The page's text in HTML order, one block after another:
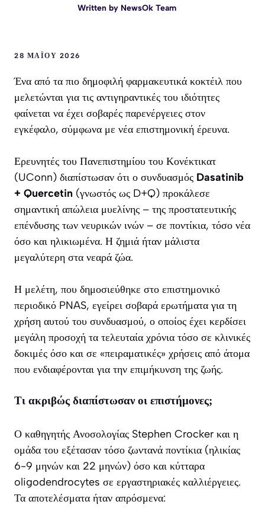
Written by NewsOk Team
28 ΜΑΪ́ΟΥ 2026
Ένα από τα πιο δημοφιλή φαρμακευτικά κοκτέιλ που
μελετώνται για τις αντιγηραντικές του ιδιότητες
φαίνεται να έχει σοβαρές παρενέργειες στον
εγκέφαλο, σύμφωνα με νέα επιστημονική έρευνα.
Ερευνητές του Πανεπιστημίου του Κονέκτικατ
(UConn) διαπίστωσαν ότι ο συνδυασμός Dasatinib
+ Quercetin (γνωστός ως D+Q) προκάλεσε
σημαντική απώλεια μυελίνης – της προστατευτικής
επένδυσης των νευρικών ινών – σε ποντίκια, τόσο νέα
όσο και ηλικιωμένα. Η ζημιά ήταν μάλιστα
μεγαλύτερη στα νεαρά ζώα.
Η μελέτη, που δημοσιεύθηκε στο επιστημονικό
περιοδικό PNAS, εγείρει σοβαρά ερωτήματα για τη
χρήση αυτού του συνδυασμού, ο οποίος έχει κερδίσει
μεγάλη προσοχή τα τελευταία χρόνια τόσο σε κλινικές
δοκιμές όσο και σε «πειραματικές» χρήσεις από άτομα
που ενδιαφέρονται για την επιμήκυνση της ζωής.
Τι ακριβώς διαπίστωσαν οι επιστήμονες;
Ο καθηγητής Ανοσολογίας Stephen Crocker και η
ομάδα του εξέτασαν τόσο ζωντανά ποντίκια (ηλικίας
6-9 μηνών και 22 μηνών) όσο και κύτταρα
oligodendrocytes σε εργαστηριακές καλλιέργειες.
Τα αποτελέσματα ήταν απρόσμενα: